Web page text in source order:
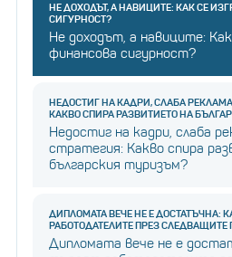
НЕ ДОХОДЪТ, А НАВИЦИТЕ: КАК СЕ
СИГУРНОСТ?
Не доходът, а навиците:
финансова сигурност?
НЕДОСТИГ НА КАДРИ, СЛАБА
КАКВО СПИРА РАЗВИТИЕТО НА
Недостиг на кадри, слаба
стратегия: Какво спира
българския туризъм?
ДИПЛОМАТА ВЕЧЕ НЕ Е ДОСТАТЪЧНА:
РАБОТОДАТЕЛИТЕ ПРЕЗ СЛЕДВАЩИТЕ
Дипломата вече не е